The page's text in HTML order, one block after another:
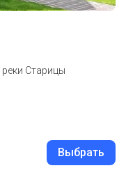
реки Старицы
Выбрать